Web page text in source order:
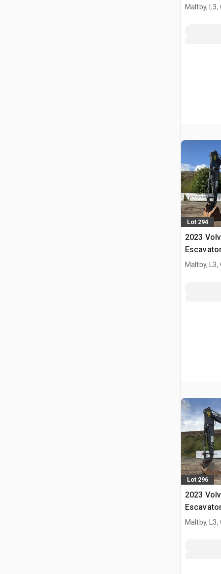
Maltby, L3,
Lot 294
2023
Maltby, L3,
Lot 296
2023
Maltby, L3,